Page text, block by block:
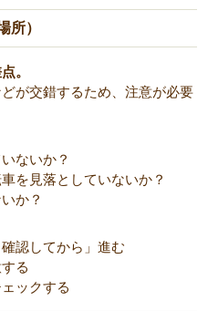
所）
。
が交錯するため、注意が必要
ないか？
を見落としていないか？
か？
認してから」進む
る
ックする